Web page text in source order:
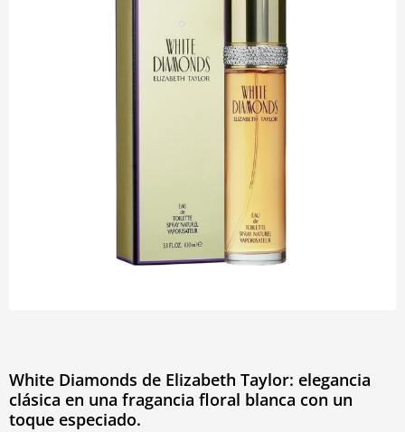
White Diamonds de Elizabeth Taylor: elegancia
clásica en una fragancia floral blanca con un
toque especiado.